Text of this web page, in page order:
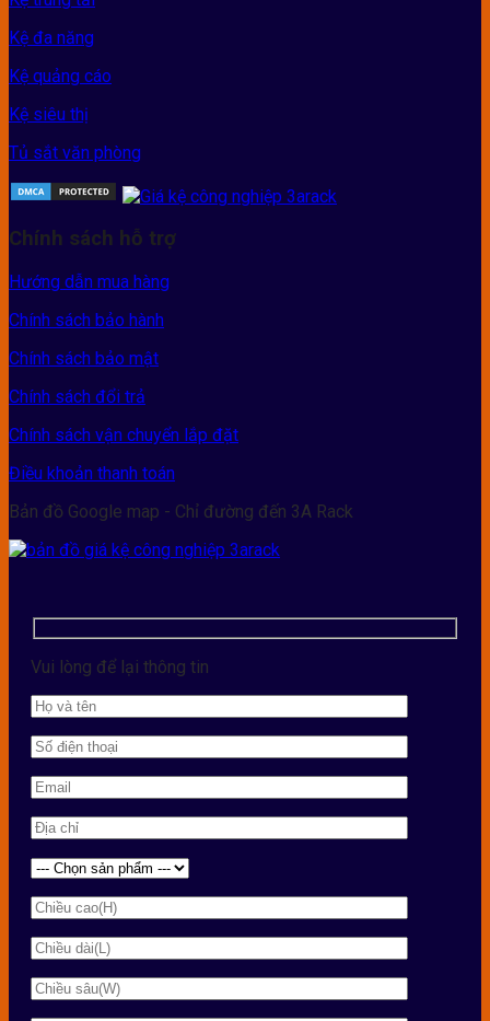
Kệ đa năng
Kệ quảng cáo
Kệ siêu thị
Tủ sắt văn phòng
Chính sách hỗ trợ
Hướng dẫn mua hàng
Chính sách bảo hành
Chính sách bảo mật
Chính sách đổi trả
Chính sách vận chuyển lắp đặt
Điều khoản thanh toán
Bản đồ Google map - Chỉ đường đến 3A Rack
Vui lòng để lại thông tin